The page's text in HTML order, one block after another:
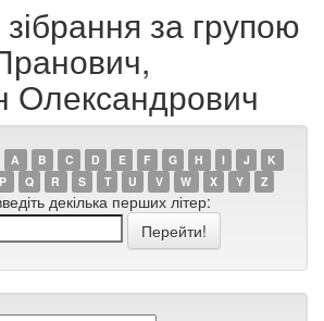
за групою
Олександрович
A B C D E F G H I J
K
P Q R S T U V W X Y Z
декілька перших літер: